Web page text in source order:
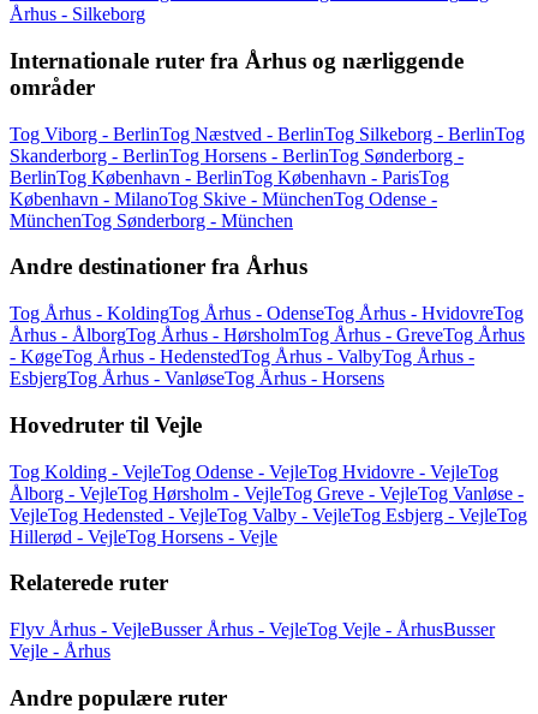
Århus - Silkeborg
Internationale ruter fra Århus og nærliggende
områder
Tog Viborg - BerlinTog Næstved - BerlinTog Silkeborg - BerlinTog
Skanderborg - BerlinTog Horsens - BerlinTog Sønderborg -
BerlinTog København - BerlinTog København - ParisTog
København - MilanoTog Skive - MünchenTog Odense -
MünchenTog Sønderborg - München
Andre destinationer fra Århus
Tog Århus - KoldingTog Århus - OdenseTog Århus - HvidovreTog
Århus - ÅlborgTog Århus - HørsholmTog Århus - GreveTog Århus
- KøgeTog Århus - HedenstedTog Århus - ValbyTog Århus -
EsbjergTog Århus - VanløseTog Århus - Horsens
Hovedruter til Vejle
Tog Kolding - VejleTog Odense - VejleTog Hvidovre - VejleTog
Ålborg - VejleTog Hørsholm - VejleTog Greve - VejleTog Vanløse -
VejleTog Hedensted - VejleTog Valby - VejleTog Esbjerg - VejleTog
Hillerød - VejleTog Horsens - Vejle
Relaterede ruter
Flyv Århus - VejleBusser Århus - VejleTog Vejle - ÅrhusBusser
Vejle - Århus
Andre populære ruter